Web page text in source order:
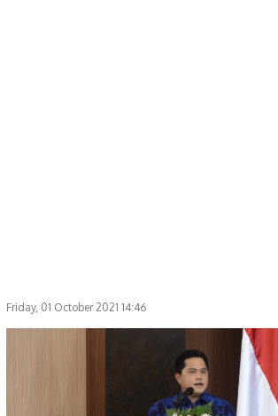
Friday, 01 October 2021 14:46